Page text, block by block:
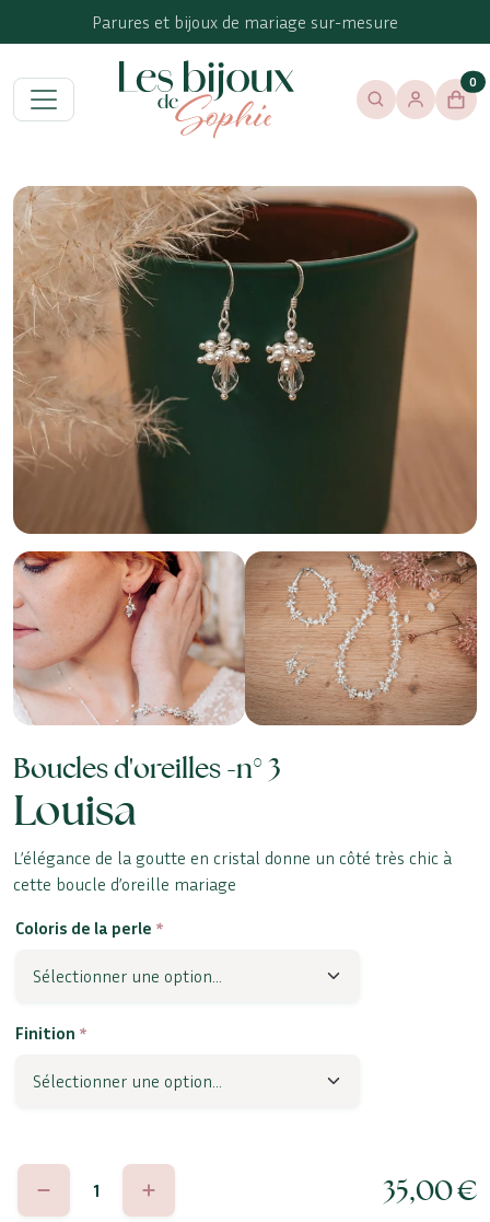
Parures et bijoux de mariage sur-mesure
Menu
Les Bijoux de Sophie
Rechercher
Se
0
Boucles d'oreilles -n° 3
Louisa
L’élégance de la goutte en cristal donne un côté très chic à
cette boucle d’oreille mariage
Coloris de la perle *
Finition *
quantité
35,00€